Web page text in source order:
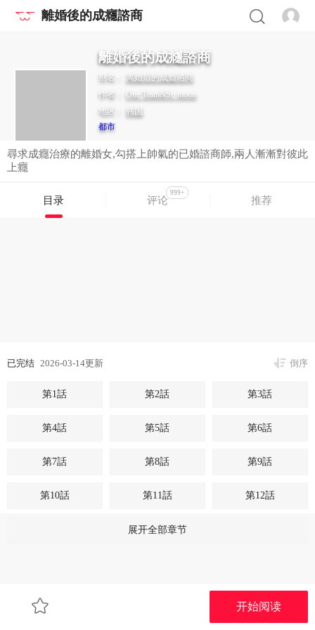
離婚後的成癮諮商
離婚後的成癮諮商
别名： 离婚后的成瘾谘商
作者： One Team&St. moon
地区： 韩国
都市
尋求成癮治療的離婚女,勾搭上帥氣的已婚諮商師,兩人漸漸對彼此
上癮
目录 评论
999+
推荐
已完结 2026-03-14更新 倒序
第1話 第2話 第3話
第4話 第5話 第6話
第7話 第8話 第9話
第10話 第11話 第12話
第14話
开始阅读
展开全部章节